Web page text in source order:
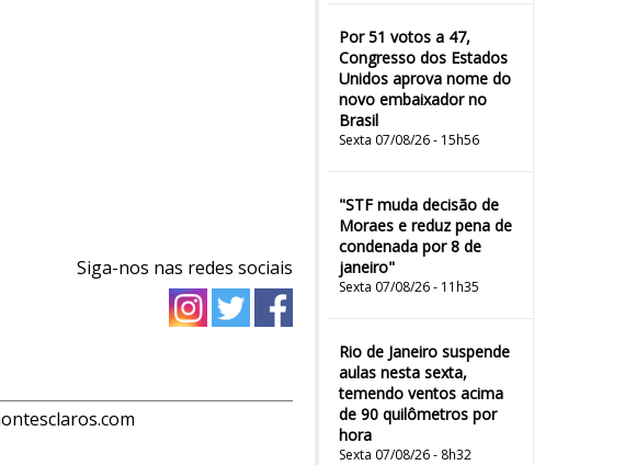
Por 51 votos a 47,
Congresso dos Estados
Unidos aprova nome do
novo embaixador no
Brasil
Sexta 07/08/26 - 15h56
"STF muda decisão de
Moraes e reduz pena de
condenada por 8 de
janeiro"
Sexta 07/08/26 - 11h35
Rio de Janeiro suspende
aulas nesta sexta,
temendo ventos acima
de 90 quilômetros por
hora
Sexta 07/08/26 - 8h32
Siga-nos nas redes sociais